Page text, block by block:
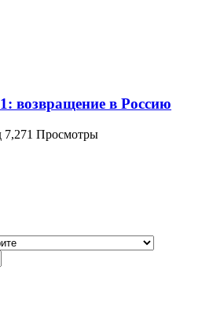
возвращение в Россию
7,271 Просмотры